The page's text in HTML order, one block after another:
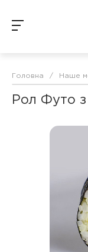
Головна / Наше
Рол Футо